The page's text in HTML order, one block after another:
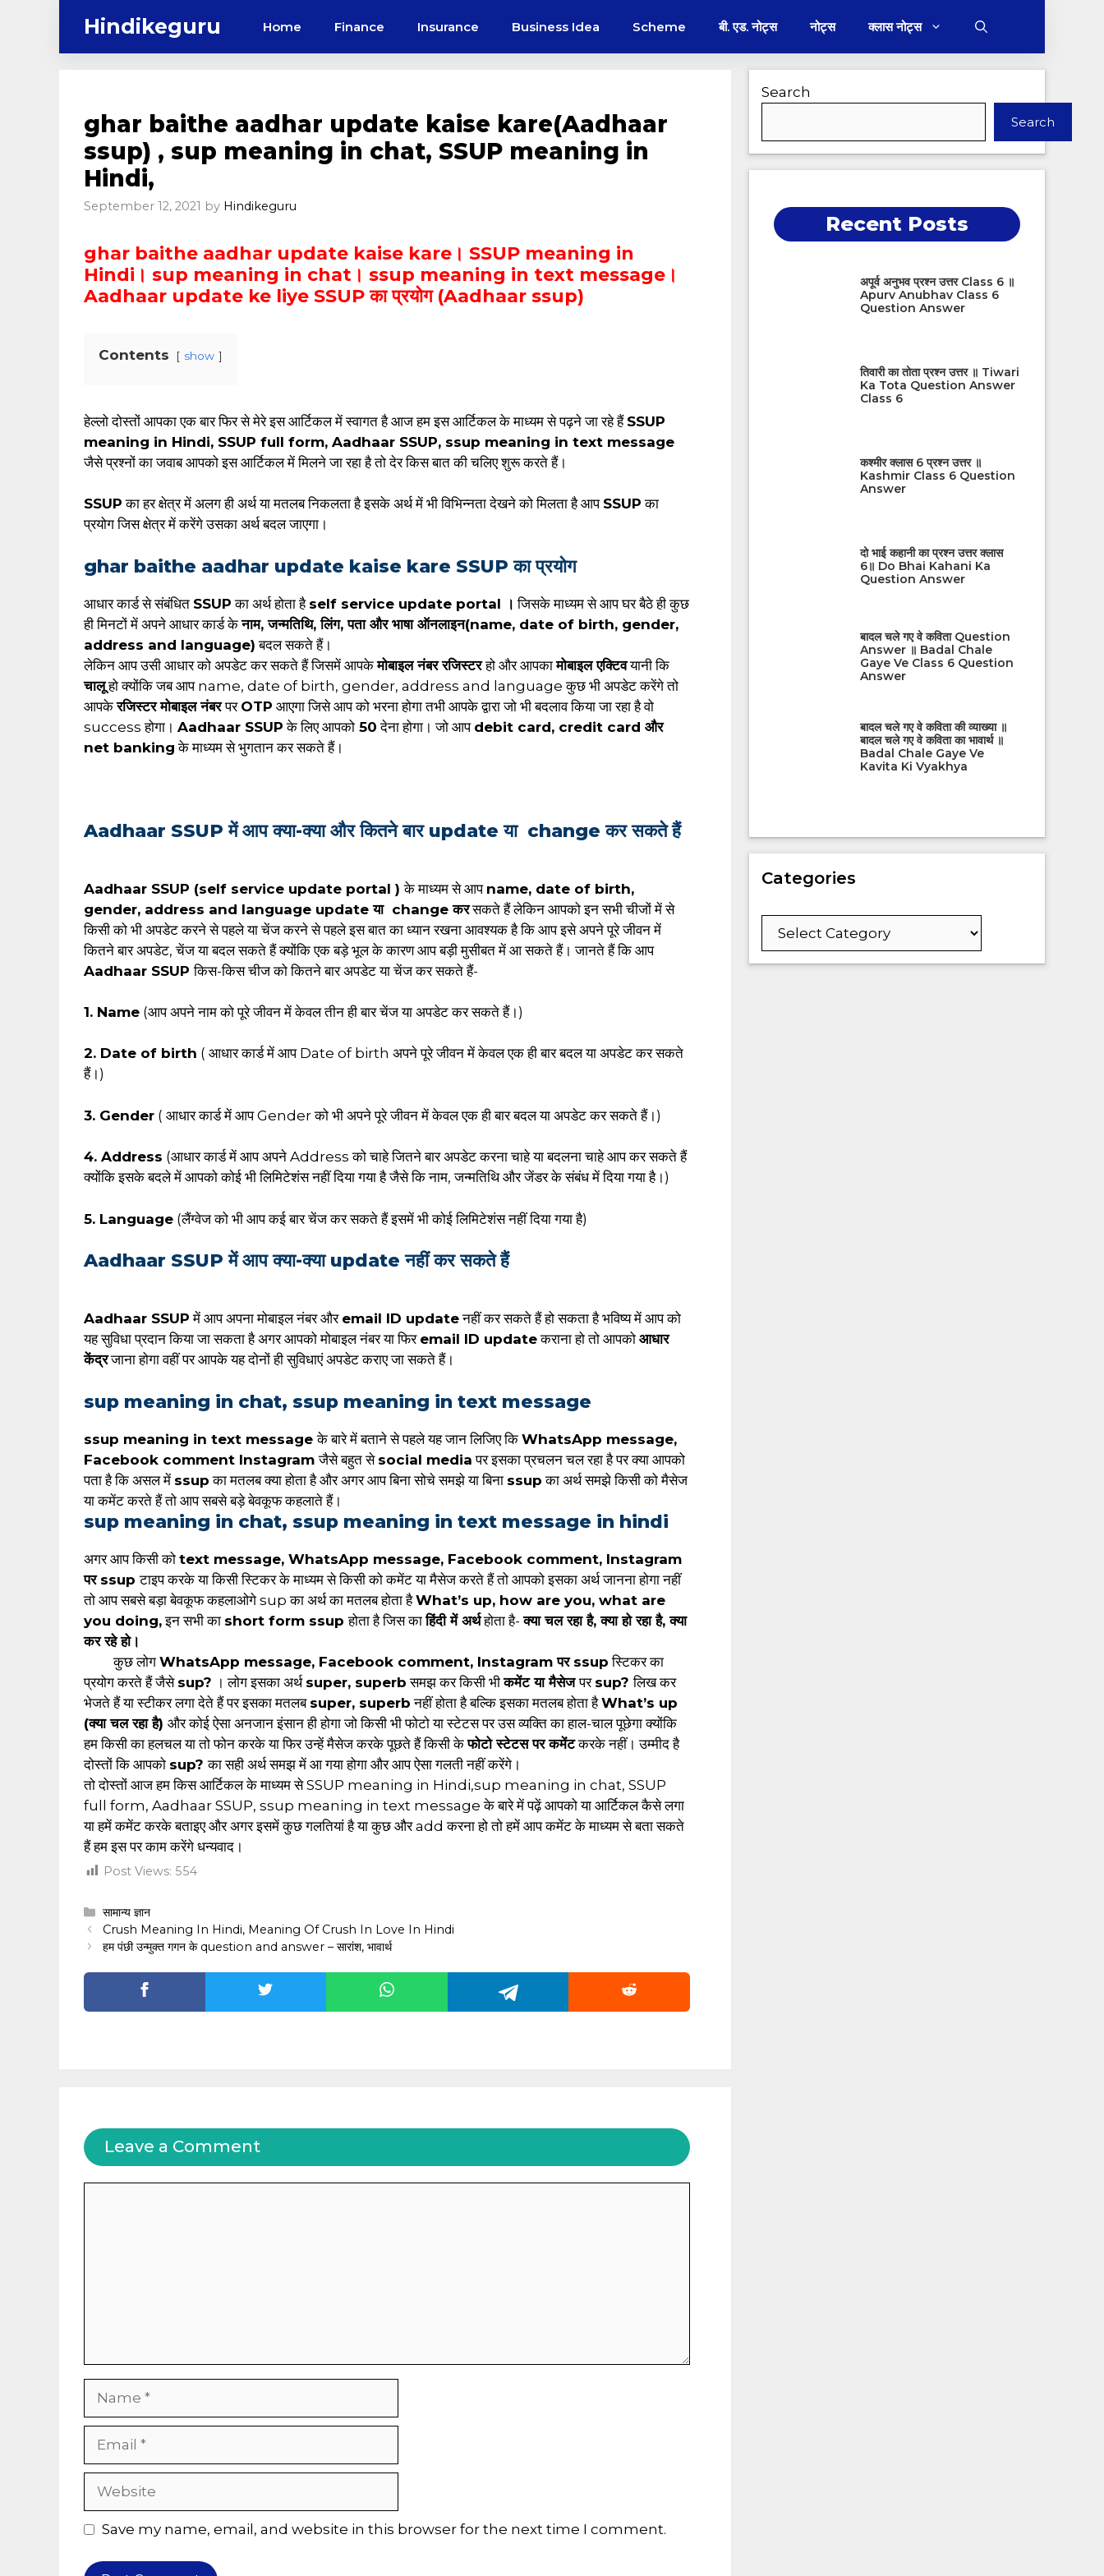
Hindikeguru Home Finance Insurance Business Idea Scheme बी. एड. नोट्स नोट्स क्लास नोट्स
ghar baithe aadhar update kaise kare(Aadhaar
ssup) , sup meaning in chat, SSUP meaning in
Hindi,
September 12, 2021 by Hindikeguru
ghar baithe aadhar update kaise kare। SSUP meaning in
Hindi। sup meaning in chat। ssup meaning in text message।
Aadhaar update ke liye SSUP का प्रयोग (Aadhaar ssup)
Contents show
हेल्लो दोस्तों आपका एक बार फिर से मेरे इस आर्टिकल में स्वागत है आज हम इस आर्टिकल के माध्यम से पढ़ने जा रहे हैं SSUP
meaning in Hindi, SSUP full form, Aadhaar SSUP, ssup meaning in text message
जैसे प्रश्नों का जवाब आपको इस आर्टिकल में मिलने जा रहा है तो देर किस बात की चलिए शुरू करते हैं।
SSUP का हर क्षेत्र में अलग ही अर्थ या मतलब निकलता है इसके अर्थ में भी विभिन्नता देखने को मिलता है आप SSUP का
प्रयोग जिस क्षेत्र में करेंगे उसका अर्थ बदल जाएगा।
ghar baithe aadhar update kaise kare SSUP का प्रयोग
आधार कार्ड से संबंधित SSUP का अर्थ होता है self service update portal । जिसके माध्यम से आप घर बैठे ही कुछ
ही मिनटों में अपने आधार कार्ड केनाम, जन्मतिथि, लिंग, पता और भाषा ऑनलाइन(name, date of birth, gender,
address and language) बदल सकते हैं।
लेकिन आप उसी आधार को अपडेट कर सकते हैं जिसमें आपकेमोबाइल नंबर रजिस्टरहो और आपकामोबाइल एक्टिवयानी कि
चालूहो क्योंकि जब आप name, date of birth, gender, address and language कुछ भी अपडेट करेंगे तो
आपकेरजिस्टर मोबाइल नंबरपर OTP आएगा जिसे आप को भरना होगा तभी आपके द्वारा जो भी बदलाव किया जा रहा है वो
success होगा। Aadhaar SSUP के लिए आपको ₹50 देना होगा। जो आप debit card, credit card और
net banking के माध्यम से भुगतान कर सकते हैं।
Aadhaar SSUP में आप क्या-क्या और कितने बार update या change कर सकते हैं
Aadhaar SSUP (self service update portal )के माध्यम से आप name, date of birth,
gender, address and language update या change करसकते हैं लेकिन आपको इन सभी चीजों में से
किसी को भी अपडेट करने से पहले या चेंज करने से पहले इस बात का ध्यान रखना आवश्यक है कि आप इसे अपने पूरे जीवन में
कितने बार अपडेट, चेंज या बदल सकते हैं क्योंकि एक बड़े भूल के कारण आप बड़ी मुसीबत में आ सकते हैं। जानते हैं कि आप
Aadhaar SSUPकिस-किस चीज को कितने बार अपडेट या चेंज कर सकते हैं-
1. Name (आप अपने नाम को पूरे जीवन में केवल तीन ही बार चेंज या अपडेट कर सकते हैं।)
2. Date of birth ( आधार कार्ड में आप Date of birth अपने पूरे जीवन में केवल एक ही बार बदल या अपडेट कर सकते
हैं।)
3. Gender ( आधार कार्ड में आप Gender को भी अपने पूरे जीवन में केवल एक ही बार बदल या अपडेट कर सकते हैं।)
4. Address (आधार कार्ड में आप अपने Address को चाहे जितने बार अपडेट करना चाहे या बदलना चाहे आप कर सकते हैं
क्योंकि इसके बदले में आपको कोई भी लिमिटेशंस नहीं दिया गया है जैसे कि नाम, जन्मतिथि और जेंडर के संबंध में दिया गया है।)
5. Language (लैंग्वेज को भी आप कई बार चेंज कर सकते हैं इसमें भी कोई लिमिटेशंस नहीं दिया गया है)
Aadhaar SSUP में आप क्या-क्या update नहीं कर सकते हैं
Aadhaar SSUP में आप अपना मोबाइल नंबर और email ID updateनहीं कर सकते हैं हो सकता है भविष्य में आप को
यह सुविधा प्रदान किया जा सकता है अगर आपको मोबाइल नंबर या फिर email ID updateकराना हो तो आपको आधार
केंद्रजाना होगा वहीं पर आपके यह दोनों ही सुविधाएं अपडेट कराए जा सकते हैं।
sup meaning in chat, ssup meaning in text message
ssup meaning in text messageके बारे में बताने से पहले यह जान लिजिए कि WhatsApp message,
Facebook comment Instagramजैसे बहुत से social media पर इसका प्रचलन चल रहा है पर क्या आपको
पता है कि असल में ssup का मतलब क्या होता है और अगर आप बिना सोचे समझे या बिना ssup का अर्थ समझे किसी को मैसेज
या कमेंट करते हैं तो आप सबसे बड़े बेवकूफ कहलाते हैं।
sup meaning in chat, ssup meaning in text message in hindi
अगर आप किसी को text message, WhatsApp message, Facebook comment, Instagram
पर ssupटाइप करके या किसी स्टिकर के माध्यम से किसी को कमेंट या मैसेज करते हैं तो आपको इसका अर्थ जानना होगा नहीं
तो आप सबसे बड़ा बेवकूफ कहलाओगे sup का अर्थ का मतलब होता हैWhat’s up, how are you, what are
you doing,इन सभी का short form ssupहोता है जिस काहिंदी में अर्थहोता है-क्या चल रहा है, क्या हो रहा है, क्या
कर रहे हो।
कुछ लोग WhatsApp message, Facebook comment, Instagram पर ssup स्टिकर का
प्रयोग करते हैं जैसे sup? । लोग इसका अर्थ super, superb समझ कर किसी भीकमेंट या मैसेजपर sup?लिख कर
भेजते हैं या स्टीकर लगा देते हैं पर इसका मतलब super, superb नहीं होता है बल्कि इसका मतलब होता हैWhat’s up
(क्या चल रहा है) और कोई ऐसा अनजान इंसान ही होगा जो किसी भी फोटो या स्टेटस पर उस व्यक्ति का हाल-चाल पूछेगा क्योंकि
हम किसी का हलचल या तो फोन करके या फिर उन्हें मैसेज करके पूछते हैं किसी केफोटो स्टेटस पर कमेंटकरके नहीं। उम्मीद है
दोस्तों कि आपको sup?का सही अर्थ समझ में आ गया होगा और आप ऐसा गलती नहीं करेंगे।
तो दोस्तों आज हम किस आर्टिकल के माध्यम से SSUP meaning in Hindi,sup meaning in chat, SSUP
full form, Aadhaar SSUP, ssup meaning in text message के बारे में पढ़ें आपको या आर्टिकल कैसे लगा
या हमें कमेंट करके बताइए और अगर इसमें कुछ गलतियां है या कुछ और add करना हो तो हमें आप कमेंट के माध्यम से बता सकते
हैं हम इस पर काम करेंगे धन्यवाद।
Post Views: 554
Categories
सामान्य ज्ञान
Crush Meaning In Hindi, Meaning Of Crush In Love In Hindi
हम पंछी उन्मुक्त गगन के question and answer – सारांश, भावार्थ
Leave a Comment
Website
Save my name, email, and website in this browser for the next time I comment.
Search
Search
Recent Posts
अपूर्व अनुभव प्रश्न उत्तर Class 6 ॥
Apurv Anubhav Class 6
Question Answer
तिवारी का तोता प्रश्न उत्तर ॥ Tiwari
Ka Tota Question Answer
Class 6
कश्मीर क्लास 6 प्रश्न उत्तर ॥
Kashmir Class 6 Question
Answer
दो भाई कहानी का प्रश्न उत्तर क्लास
6॥ Do Bhai Kahani Ka
Question Answer
बादल चले गए वे कविता Question
Answer ॥ Badal Chale
Gaye Ve Class 6 Question
Answer
बादल चले गए वे कविता की व्याख्या ॥
बादल चले गए वे कविता का भावार्थ ॥
Badal Chale Gaye Ve
Kavita Ki Vyakhya
Categories
Categories